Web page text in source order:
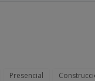
Presencial